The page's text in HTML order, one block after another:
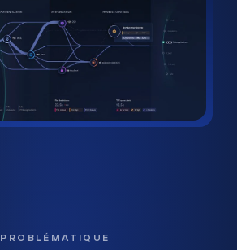
PROBLÉMATIQUE